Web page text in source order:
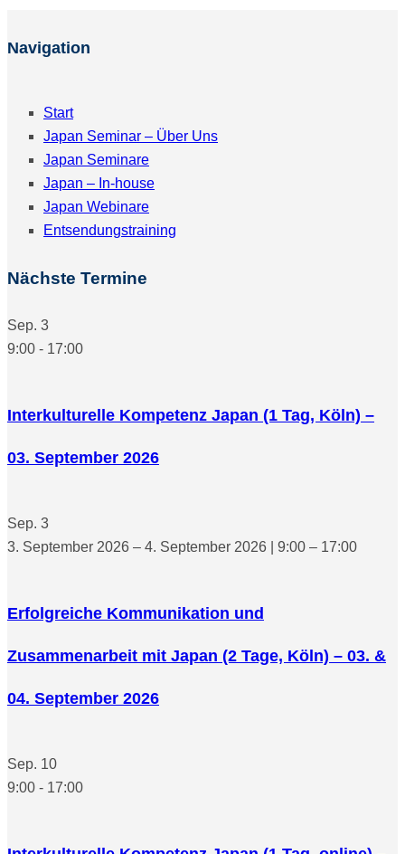
Navigation
Start
Japan Seminar – Über Uns
Japan Seminare
Japan – In-house
Japan Webinare
Entsendungstraining
Nächste Termine
Sep. 3
9:00 - 17:00
Interkulturelle Kompetenz Japan (1 Tag, Köln) –
03. September 2026
Sep. 3
3. September 2026 – 4. September 2026 | 9:00 – 17:00
Erfolgreiche Kommunikation und
Zusammenarbeit mit Japan (2 Tage, Köln) – 03. &
04. September 2026
Sep. 10
9:00 - 17:00